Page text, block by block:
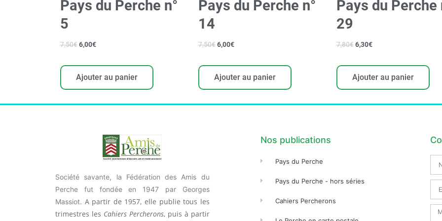
Pays du Perche n°
5
7,50€6,00€
Ajouter au panier
Pays du Perche n°
14
7,50€6,00€
Ajouter au panier
Pays du Perche
29
7,80€6,30€
Ajouter au panier
Société savante, la Fédération des Amis du
Perche fut fondée en 1947 par Georges
Massiot. A partir de 1957, elle publie tous les
trimestres les Cahiers Percherons, puis à partir
Nos publications
Pays du Perche
Pays du Perche - hors séries
Cahiers Percherons